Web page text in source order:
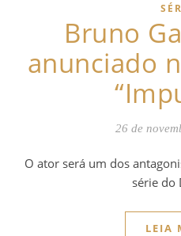
Bruno
anunciado
26 de
O ator será um dos antagonistas da sexta temporada da
série do
LEIA